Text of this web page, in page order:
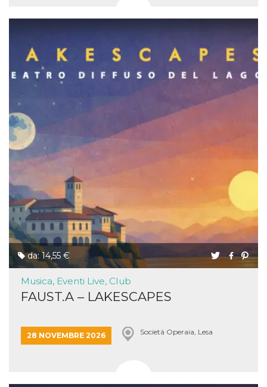
da: 14,55 €
Musica, Eventi Live, Club
FAUST.A – LAKESCAPES
28 NOVEMBRE 2026 Società Operaia, Lesa